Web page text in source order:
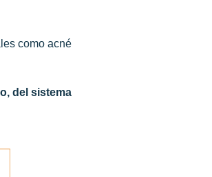
como acné
del sistema